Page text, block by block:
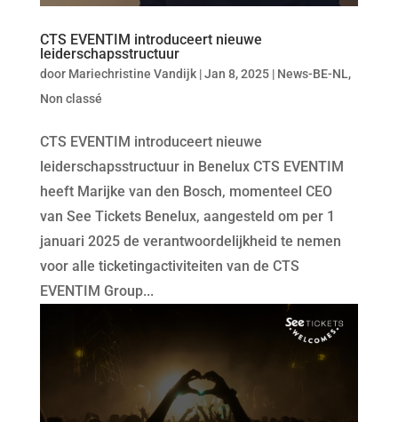
CTS EVENTIM introduceert nieuwe
leiderschapsstructuur
door Mariechristine Vandijk|Jan 8, 2025| News-BE-NL,
Non classé
CTS EVENTIM introduceert nieuwe
leiderschapsstructuur in Benelux CTS EVENTIM
heeft Marijke van den Bosch, momenteel CEO
van See Tickets Benelux, aangesteld om per 1
januari 2025 de verantwoordelijkheid te nemen
voor alle ticketingactiviteiten van de CTS
EVENTIM Group...